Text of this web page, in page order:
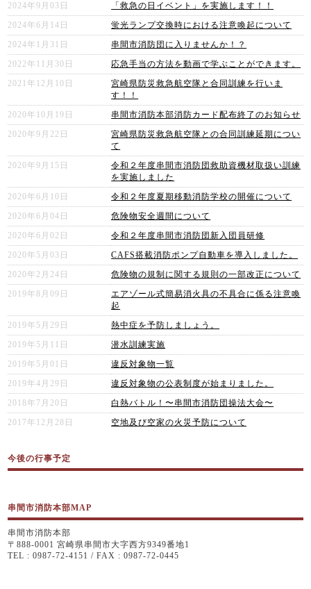
2024年9月03日
「救急の日イベント」を実施します！！
2024年6月14日
蛍光ランプ交換時における注意喚起について
2024年1月31日
串間市消防団に入りませんか！？
2022年11月30日
応急手当の方法を動画で学ぶことができます。
2021年12月10日
宮崎県防災救急航空隊と合同訓練を行いま
す！！
2020年10月19日
串間市消防本部消防カード配布終了のお知らせ
2020年9月22日
宮崎県防災救急航空隊との合同訓練延期につい
て
2020年9月15日
令和２年度串間市消防団救助資機材取扱い訓練
を実施しました
2020年6月10日
令和２年度夏期移動消防学校の開催について
2020年6月04日
危険物安全週間について
2020年6月02日
令和２年度串間市消防団新入団員研修
2020年5月03日
CAFS搭載消防ポンプ自動車を導入しました。
2020年2月24日
危険物の規制に関する規則の一部改正について
2019年8月09日
エアゾール式簡易消火具の不具合に係る注意喚
起
2019年5月29日
熱中症を予防しましょう。
2019年5月11日
潜水訓練実施
2019年5月01日
違反対象物一覧
2019年4月29日
違反対象物の公表制度が始まりました。
2018年7月20日
白熱バトル！〜串間市消防団操法大会〜
2017年12月28日
空地及び空家の火災予防について
今後の行事予定
串間市消防本部MAP
串間市消防本部
〒888-0001 宮崎県串間市大字西方9349番地1
TEL : 0987-72-4151 / FAX : 0987-72-0445